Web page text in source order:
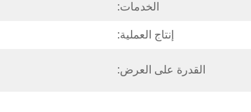
الخدمات:
إنتاج العملية:
القدرة على العرض: